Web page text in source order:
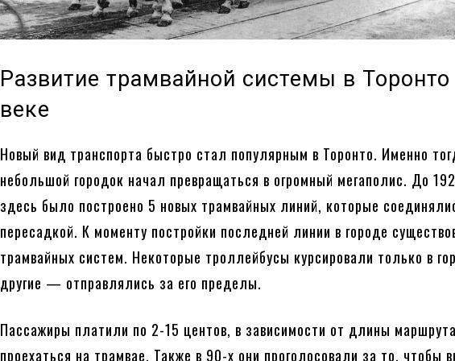
Развитие трамвайной системы в Торонто
веке
Новый вид транспорта быстро стал популярным в Торонто. Именно
небольшой городок начал превращаться в огромный мегаполис. До
здесь было построено 5 новых трамвайных линий, которые
пересадкой. К моменту постройки последней линии в городе
трамвайных систем. Некоторые троллейбусы курсировали только в
другие — отправлялись за его пределы.
Пассажиры платили по 2-15 центов, в зависимости от длины
проехаться на трамвае. Также в 90-х они проголосовали за то, чтобы